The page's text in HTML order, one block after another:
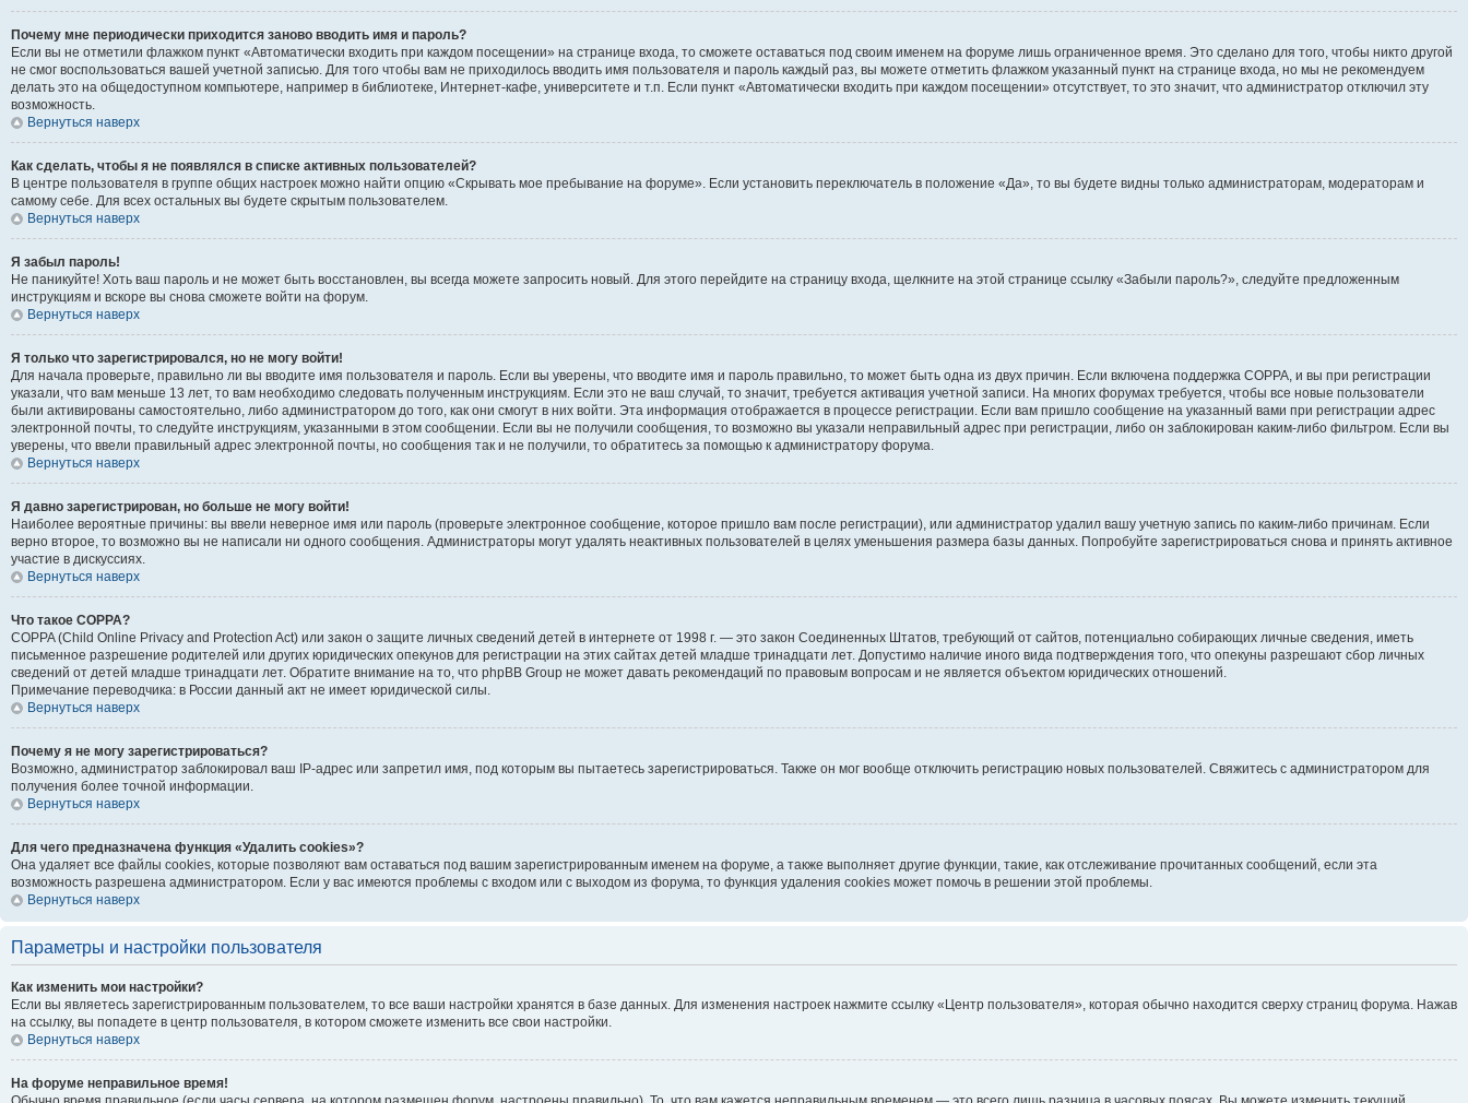
Почему мне периодически приходится заново вводить имя и пароль?
Если вы не отметили флажком пункт «Автоматически входить при каждом посещении» на странице входа, то сможете оставаться под своим именем на форуме лишь ограниченное время. Это сделано для того, чтобы никто другой
не смог воспользоваться вашей учетной записью. Для того чтобы вам не приходилось вводить имя пользователя и пароль каждый раз, вы можете отметить флажком указанный пункт на странице входа, но мы не рекомендуем
делать это на общедоступном компьютере, например в библиотеке, Интернет-кафе, университете и т.п. Если пункт «Автоматически входить при каждом посещении» отсутствует, то это значит, что администратор отключил эту
возможность.
Вернуться наверх
Как сделать, чтобы я не появлялся в списке активных пользователей?
В центре пользователя в группе общих настроек можно найти опцию «Скрывать мое пребывание на форуме». Если установить переключатель в положение «Да», то вы будете видны только администраторам, модераторам и
самому себе. Для всех остальных вы будете скрытым пользователем.
Вернуться наверх
Я забыл пароль!
Не паникуйте! Хоть ваш пароль и не может быть восстановлен, вы всегда можете запросить новый. Для этого перейдите на страницу входа, щелкните на этой странице ссылку «Забыли пароль?», следуйте предложенным
инструкциям и вскоре вы снова сможете войти на форум.
Вернуться наверх
Я только что зарегистрировался, но не могу войти!
Для начала проверьте, правильно ли вы вводите имя пользователя и пароль. Если вы уверены, что вводите имя и пароль правильно, то может быть одна из двух причин. Если включена поддержка COPPA, и вы при регистрации
указали, что вам меньше 13 лет, то вам необходимо следовать полученным инструкциям. Если это не ваш случай, то значит, требуется активация учетной записи. На многих форумах требуется, чтобы все новые пользователи
были активированы самостоятельно, либо администратором до того, как они смогут в них войти. Эта информация отображается в процессе регистрации. Если вам пришло сообщение на указанный вами при регистрации адрес
электронной почты, то следуйте инструкциям, указанными в этом сообщении. Если вы не получили сообщения, то возможно вы указали неправильный адрес при регистрации, либо он заблокирован каким-либо фильтром. Если вы
уверены, что ввели правильный адрес электронной почты, но сообщения так и не получили, то обратитесь за помощью к администратору форума.
Вернуться наверх
Я давно зарегистрирован, но больше не могу войти!
Наиболее вероятные причины: вы ввели неверное имя или пароль (проверьте электронное сообщение, которое пришло вам после регистрации), или администратор удалил вашу учетную запись по каким-либо причинам. Если
верно второе, то возможно вы не написали ни одного сообщения. Администраторы могут удалять неактивных пользователей в целях уменьшения размера базы данных. Попробуйте зарегистрироваться снова и принять активное
участие в дискуссиях.
Вернуться наверх
Что такое COPPA?
COPPA (Child Online Privacy and Protection Act) или закон о защите личных сведений детей в интернете от 1998 г. — это закон Соединенных Штатов, требующий от сайтов, потенциально собирающих личные сведения, иметь
письменное разрешение родителей или других юридических опекунов для регистрации на этих сайтах детей младше тринадцати лет. Допустимо наличие иного вида подтверждения того, что опекуны разрешают сбор личных
сведений от детей младше тринадцати лет. Обратите внимание на то, что phpBB Group не может давать рекомендаций по правовым вопросам и не является объектом юридических отношений.
Примечание переводчика: в России данный акт не имеет юридической силы.
Вернуться наверх
Почему я не могу зарегистрироваться?
Возможно, администратор заблокировал ваш IP-адрес или запретил имя, под которым вы пытаетесь зарегистрироваться. Также он мог вообще отключить регистрацию новых пользователей. Свяжитесь с администратором для
получения более точной информации.
Вернуться наверх
Для чего предназначена функция «Удалить cookies»?
Она удаляет все файлы cookies, которые позволяют вам оставаться под вашим зарегистрированным именем на форуме, а также выполняет другие функции, такие, как отслеживание прочитанных сообщений, если эта
возможность разрешена администратором. Если у вас имеются проблемы с входом или с выходом из форума, то функция удаления cookies может помочь в решении этой проблемы.
Вернуться наверх
Параметры и настройки пользователя
Как изменить мои настройки?
Если вы являетесь зарегистрированным пользователем, то все ваши настройки хранятся в базе данных. Для изменения настроек нажмите ссылку «Центр пользователя», которая обычно находится сверху страниц форума. Нажав
на ссылку, вы попадете в центр пользователя, в котором сможете изменить все свои настройки.
Вернуться наверх
На форуме неправильное время!